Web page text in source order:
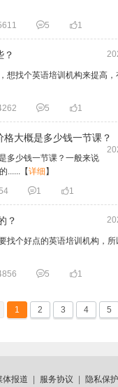
5 1
？
想找个英语培训机构来提高
5 1
大概是多少钱一节课？
多少钱一节课？一般来说
...... 【详细 】
1 1
？
找个好点的英语培训机构，
5 1
1 2 3 4 5
体报道 服务协议 隐私保护